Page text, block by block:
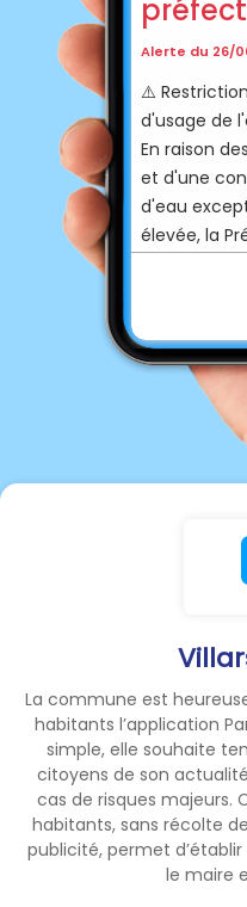
La commune est
habitants l’application
simple, elle souhaite
citoyens de son
cas de risques majeurs.
habitants, sans récolte
publicité, permet
le maire
Alerte du 26/
⚠️
d'usage de
En raison
et d'une
d'eau
élevée, la
potable.
📍
Louville-la-
Ymonville,
Sont
privées ;
• Lavage
exceptions
• Arrosage
espaces
sport ;
• Arrosage
potagers de
•